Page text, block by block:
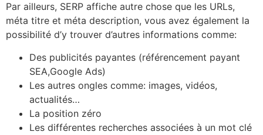
Par ailleurs, SERP affiche autre chose que les URLs,
méta titre et méta description, vous avez également la
possibilité d’y trouver d’autres informations comme:
Des publicités payantes (référencement payant
SEA,Google Ads)
Les autres ongles comme: images, vidéos,
actualités…
La position zéro
Les différentes recherches associées à un mot clé